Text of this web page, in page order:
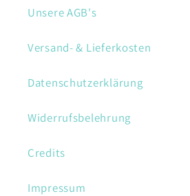
Unsere AGB's
Versand- & Lieferkosten
Datenschutzerklärung
Widerrufsbelehrung
Credits
Impressum